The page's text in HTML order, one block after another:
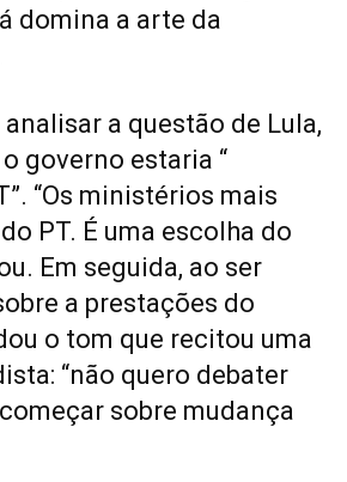
domina a arte da
a questão de Lula,
governo estaria “
“Os ministérios mais
PT. É uma escolha do
Em seguida, ao ser
a prestações do
o tom que recitou uma
“não quero debater
sobre mudança